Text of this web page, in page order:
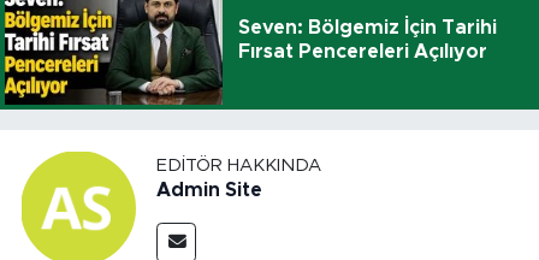
Seven: Bölgemiz İçin Tarihi
Fırsat Pencereleri Açılıyor
EDITÖR HAKKINDA
Admin Site